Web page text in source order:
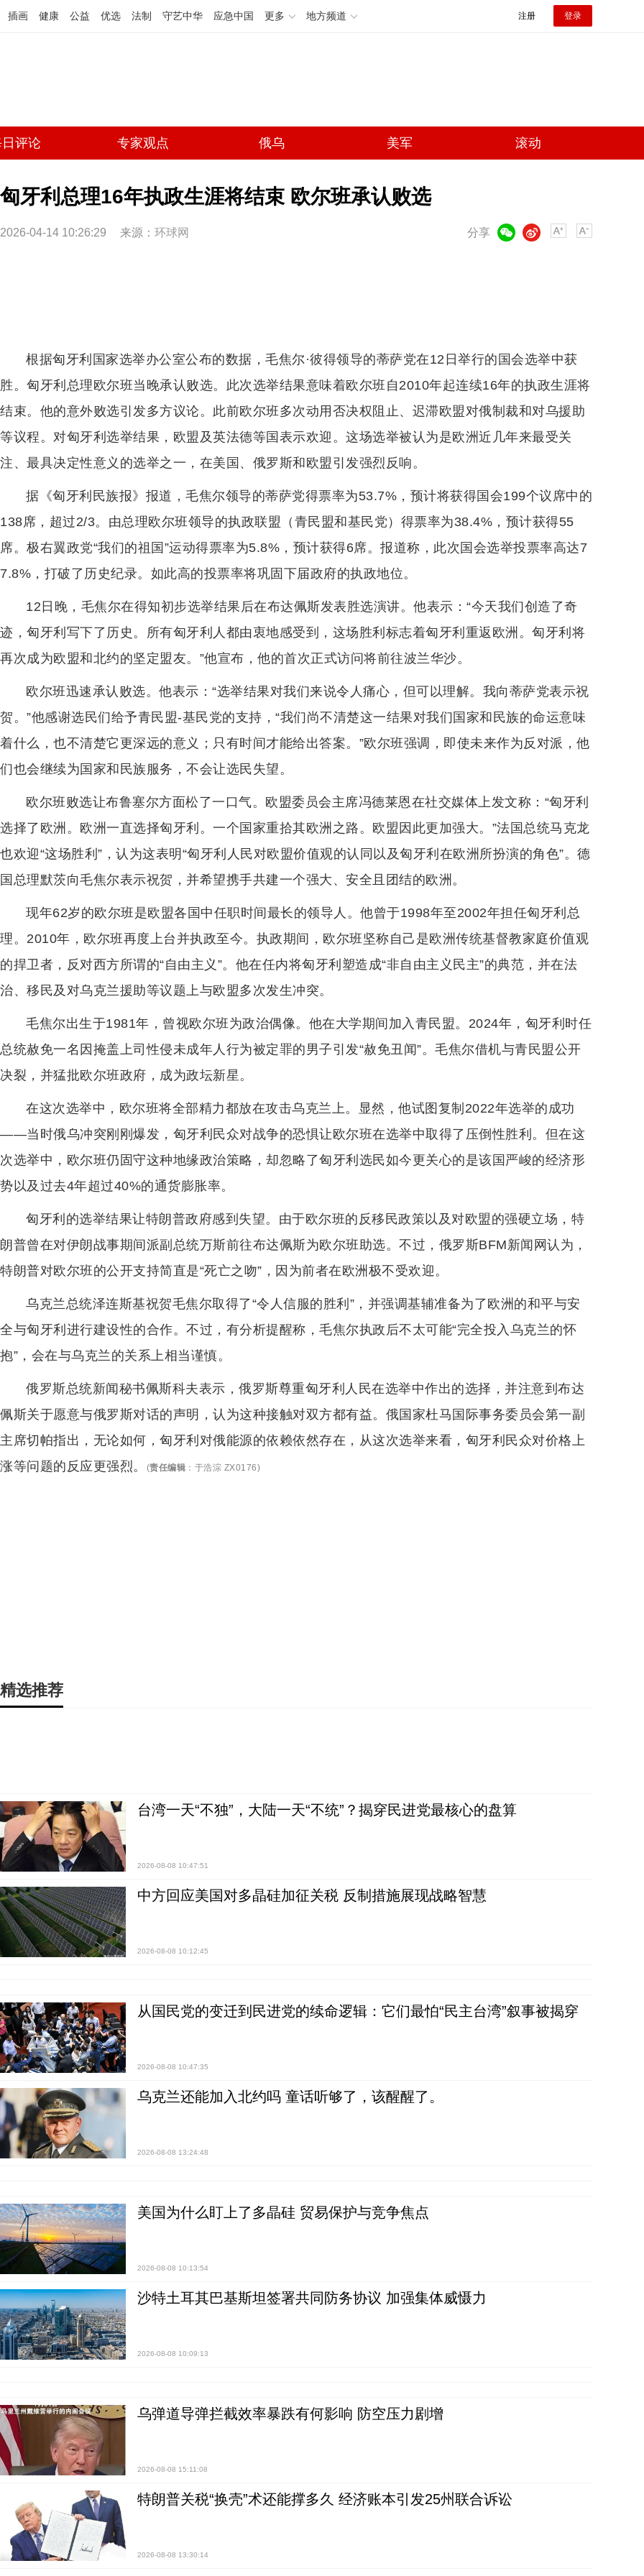
插画 健康 公益 优选 法制 守艺中华 应急中国 更多 地方频道 注册 登录
评论 专家观点 俄乌 美军 滚动
匈牙利总理16年执政生涯将结束 欧尔班承认败选
2026-04-14 10:26:29 来源： 环球网 分享
微博
根据匈牙利国家选举办公室公布的数据，毛焦尔·彼得领导的蒂萨党在12日举行的国会选举中获
胜。匈牙利总理欧尔班当晚承认败选。此次选举结果意味着欧尔班自2010年起连续16年的执政生涯将
结束。他的意外败选引发多方议论。此前欧尔班多次动用否决权阻止、迟滞欧盟对俄制裁和对乌援助
等议程。对匈牙利选举结果，欧盟及英法德等国表示欢迎。这场选举被认为是欧洲近几年来最受关
注、最具决定性意义的选举之一，在美国、俄罗斯和欧盟引发强烈反响。
据《匈牙利民族报》报道，毛焦尔领导的蒂萨党得票率为53.7%，预计将获得国会199个议席中的
138席，超过2/3。由总理欧尔班领导的执政联盟（青民盟和基民党）得票率为38.4%，预计获得55
席。极右翼政党“我们的祖国”运动得票率为5.8%，预计获得6席。报道称，此次国会选举投票率高达7
7.8%，打破了历史纪录。如此高的投票率将巩固下届政府的执政地位。
12日晚，毛焦尔在得知初步选举结果后在布达佩斯发表胜选演讲。他表示：“今天我们创造了奇
迹，匈牙利写下了历史。所有匈牙利人都由衷地感受到，这场胜利标志着匈牙利重返欧洲。匈牙利将
再次成为欧盟和北约的坚定盟友。”他宣布，他的首次正式访问将前往波兰华沙。
欧尔班迅速承认败选。他表示：“选举结果对我们来说令人痛心，但可以理解。我向蒂萨党表示祝
贺。”他感谢选民们给予青民盟-基民党的支持，“我们尚不清楚这一结果对我们国家和民族的命运意味
着什么，也不清楚它更深远的意义；只有时间才能给出答案。”欧尔班强调，即使未来作为反对派，他
们也会继续为国家和民族服务，不会让选民失望。
欧尔班败选让布鲁塞尔方面松了一口气。欧盟委员会主席冯德莱恩在社交媒体上发文称：“匈牙利
选择了欧洲。欧洲一直选择匈牙利。一个国家重拾其欧洲之路。欧盟因此更加强大。”法国总统马克龙
也欢迎“这场胜利”，认为这表明“匈牙利人民对欧盟价值观的认同以及匈牙利在欧洲所扮演的角色”。德
国总理默茨向毛焦尔表示祝贺，并希望携手共建一个强大、安全且团结的欧洲。
现年62岁的欧尔班是欧盟各国中任职时间最长的领导人。他曾于1998年至2002年担任匈牙利总
理。2010年，欧尔班再度上台并执政至今。执政期间，欧尔班坚称自己是欧洲传统基督教家庭价值观
的捍卫者，反对西方所谓的“自由主义”。他在任内将匈牙利塑造成“非自由主义民主”的典范，并在法
治、移民及对乌克兰援助等议题上与欧盟多次发生冲突。
毛焦尔出生于1981年，曾视欧尔班为政治偶像。他在大学期间加入青民盟。2024年，匈牙利时任
总统赦免一名因掩盖上司性侵未成年人行为被定罪的男子引发“赦免丑闻”。毛焦尔借机与青民盟公开
决裂，并猛批欧尔班政府，成为政坛新星。
在这次选举中，欧尔班将全部精力都放在攻击乌克兰上。显然，他试图复制2022年选举的成功
——当时俄乌冲突刚刚爆发，匈牙利民众对战争的恐惧让欧尔班在选举中取得了压倒性胜利。但在这
次选举中，欧尔班仍固守这种地缘政治策略，却忽略了匈牙利选民如今更关心的是该国严峻的经济形
势以及过去4年超过40%的通货膨胀率。
匈牙利的选举结果让特朗普政府感到失望。由于欧尔班的反移民政策以及对欧盟的强硬立场，特
朗普曾在对伊朗战事期间派副总统万斯前往布达佩斯为欧尔班助选。不过，俄罗斯BFM新闻网认为，
特朗普对欧尔班的公开支持简直是“死亡之吻”，因为前者在欧洲极不受欢迎。
乌克兰总统泽连斯基祝贺毛焦尔取得了“令人信服的胜利”，并强调基辅准备为了欧洲的和平与安
全与匈牙利进行建设性的合作。不过，有分析提醒称，毛焦尔执政后不太可能“完全投入乌克兰的怀
抱”，会在与乌克兰的关系上相当谨慎。
俄罗斯总统新闻秘书佩斯科夫表示，俄罗斯尊重匈牙利人民在选举中作出的选择，并注意到布达
佩斯关于愿意与俄罗斯对话的声明，认为这种接触对双方都有益。俄国家杜马国际事务委员会第一副
主席切帕指出，无论如何，匈牙利对俄能源的依赖依然存在，从这次选举来看，匈牙利民众对价格上
涨等问题的反应更强烈。
(责任编辑 ： 于浩淙 ZX0176)
精选推荐
台湾一天“不独”，大陆一天“不统”？揭穿民进党最核心的盘算
2026-08-08 10:47:51
中方回应美国对多晶硅加征关税 反制措施展现战略智慧
2026-08-08 10:12:45
从国民党的变迁到民进党的续命逻辑：它们最怕“民主台湾”叙事被揭穿
2026-08-08 10:47:35
乌克兰还能加入北约吗 童话听够了，该醒醒了。
2026-08-08 13:24:48
美国为什么盯上了多晶硅 贸易保护与竞争焦点
2026-08-08 10:13:54
沙特土耳其巴基斯坦签署共同防务协议 加强集体威慑力
2026-08-08 10:09:13
乌弹道导弹拦截效率暴跌有何影响 防空压力剧增
2026-08-08 15:11:08
特朗普关税“换壳”术还能撑多久 经济账本引发25州联合诉讼
2026-08-08 13:30:14